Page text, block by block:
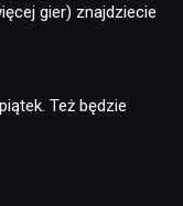
gier) znajdziecie
Też będzie